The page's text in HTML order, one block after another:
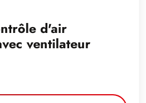
d'air
ventilateur